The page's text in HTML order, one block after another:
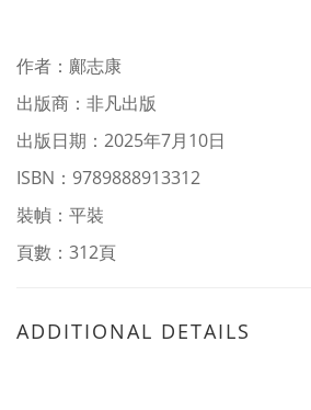
作者 ： 鄺志康
出版商：非凡出版
出版日期：2025年7月10日
ISBN：9789888913312
裝幀：平裝
頁數：312頁
ADDITIONAL DETAILS